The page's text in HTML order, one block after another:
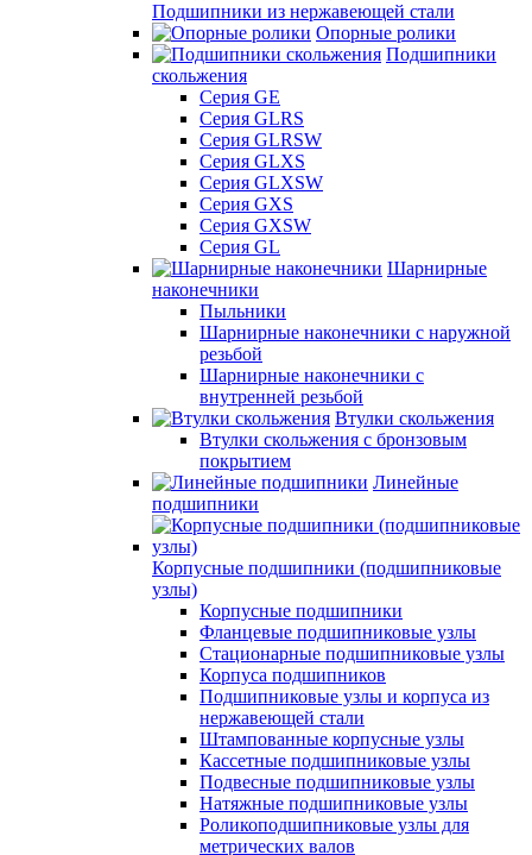
Подшипники из нержавеющей стали
Опорные ролики
Подшипники
скольжения
Серия GE
Серия GLRS
Серия GLRSW
Серия GLXS
Серия GLXSW
Серия GXS
Серия GXSW
Серия GL
Шарнирные
наконечники
Пыльники
Шарнирные наконечники с наружной
резьбой
Шарнирные наконечники с
внутренней резьбой
Втулки скольжения
Втулки скольжения с бронзовым
покрытием
Линейные
подшипники
Корпусные подшипники (подшипниковые
узлы)
Корпусные подшипники
Фланцевые подшипниковые узлы
Стационарные подшипниковые узлы
Корпуса подшипников
Подшипниковые узлы и корпуса из
нержавеющей стали
Штампованные корпусные узлы
Кассетные подшипниковые узлы
Подвесные подшипниковые узлы
Натяжные подшипниковые узлы
Роликоподшипниковые узлы для
метрических валов